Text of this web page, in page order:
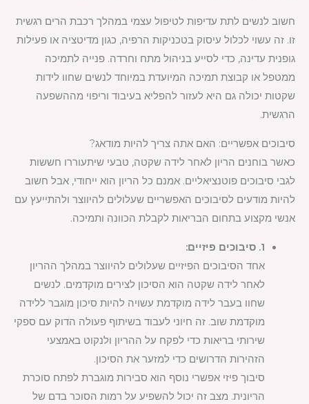
חשוב לנשים לתת עדיפות לטיפול עצמי במהלך רכבת הרים רגשית
זו. זה עשוי לכלול עיסוק בטכניקות הרפיה, כגון מדיטציה או פעילות
גופנית עדינה, כדי לסייע בניהול מתח וחרדה. פנייה לתמיכה
ממטפל או קבוצת תמיכה המיועדת במיוחד לנשים שחוו לידות
שקטות יכולה גם היא לעזור להפליא בעיבוד וריפוי מההשפעה
הרגשית.
סיבוכים אפשריים: האם אתה צריך להיות מודאג?
כאשר בוחנים הריון לאחר לידה שקטה, טבעי שיתעוררו חששות
לגבי סיבוכים פוטנציאליים. אמנם כל הריון הוא ייחודי, אבל חשוב
להיות מודעים לסיבוכים האפשריים שעלולים להיווצר ולהתייעץ עם
אנשי מקצוע בתחום הבריאות לקבלת הכוונה ותמיכה.
1. סיבוכים פיזיים:
אחד הסיבוכים הפיזיים שעלולים להיווצר במהלך ההריון
לאחר לידה שקטה הוא הסיכון לצירים מוקדמים. לנשים
שחוו בעבר לידה מוקדמת עשויה להיות סיכון מוגבר ללידה
מוקדמת שוב. זה חיוני לעבוד בשיתוף פעולה הדוק עם ספקי
שירותי בריאות כדי לפקח על ההריון ולנקוט באמצעי
הזהירות הדרושים כדי למזער את הסיכון.
סיבוך פיזי אפשרי נוסף הוא סבירות מוגברת לפתח סוכרת
הריונית. מצב זה יכול להשפיע על רמות הסוכר בדם של